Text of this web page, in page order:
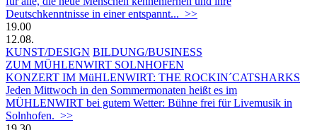
Deutschkenntnisse in einer entspannt... >>
19.00
12.08.
KUNST/DESIGN BILDUNG/BUSINESS
ZUM MÜHLENWIRT SOLNHOFEN
KONZERT IM MüHLENWIRT: THE ROCKIN´CATSHARKS
Jeden Mittwoch in den Sommermonaten heißt es im
MÜHLENWIRT bei gutem Wetter: Bühne frei für Livemusik in
Solnhofen. >>